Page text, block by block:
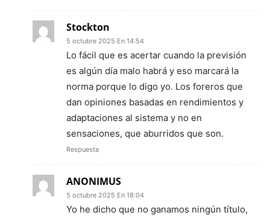
Stockton
5 octubre 2025 En 14:54
Lo fácil que es acertar cuando la previsión
es algún día malo habrá y eso marcará la
norma porque lo digo yo. Los foreros que
dan opiniones basadas en rendimientos y
adaptaciones al sistema y no en
sensaciones, que aburridos que son.
Respuesta
ANONIMUS
5 octubre 2025 En 18:04
Yo he dicho que no ganamos ningún título,